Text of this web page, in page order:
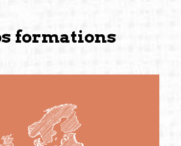
formations